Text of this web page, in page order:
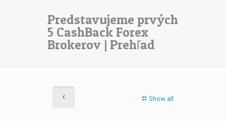
Predstavujeme prvých
5 CashBack Forex
Brokerov | Prehľad
Show all